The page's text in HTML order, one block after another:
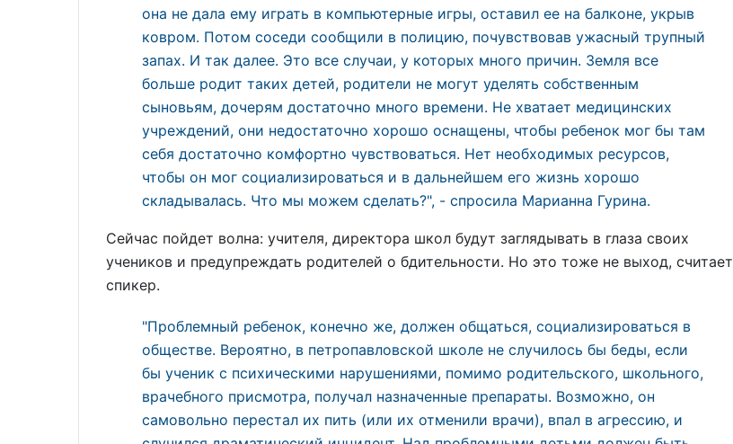
она не дала ему играть в компьютерные игры, оставил ее на балконе, укрыв
ковром. Потом соседи сообщили в полицию, почувствовав ужасный трупный
запах. И так далее. Это все случаи, у которых много причин. Земля все
больше родит таких детей, родители не могут уделять собственным
сыновьям, дочерям достаточно много времени. Не хватает медицинских
учреждений, они недостаточно хорошо оснащены, чтобы ребенок мог бы там
себя достаточно комфортно чувствоваться. Нет необходимых ресурсов,
чтобы он мог социализироваться и в дальнейшем его жизнь хорошо
складывалась. Что мы можем сделать?", - спросила Марианна Гурина.
Сейчас пойдет волна: учителя, директора школ будут заглядывать в глаза своих
учеников и предупреждать родителей о бдительности. Но это тоже не выход, считает
спикер.
"Проблемный ребенок, конечно же, должен общаться, социализироваться в
обществе. Вероятно, в петропавловской школе не случилось бы беды, если
бы ученик с психическими нарушениями, помимо родительского, школьного,
врачебного присмотра, получал назначенные препараты. Возможно, он
самовольно перестал их пить (или их отменили врачи), впал в агрессию, и